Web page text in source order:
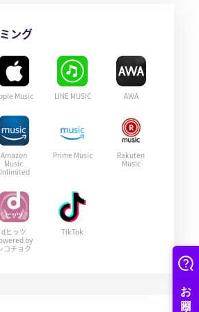
ング
Music LINE MUSIC AWA
Amazon
Music
Prime Music
Rakuten
Music
dヒッツ
by
コチョク
TikTok